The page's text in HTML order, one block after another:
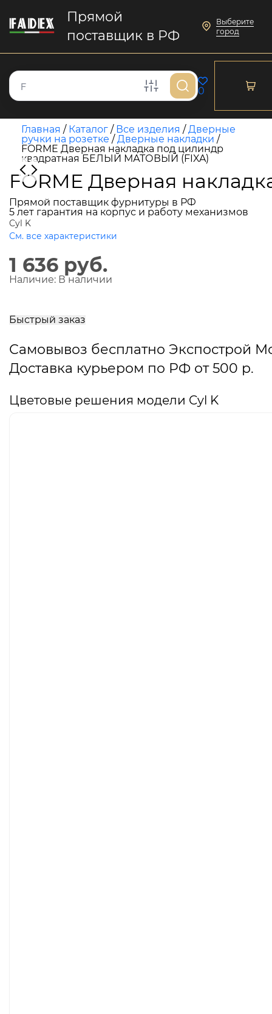
Прямой
поставщик в РФ
Выберите
город
0
Главная / Каталог / Все изделия /Дверные
ручки на розетке /Дверные накладки /
FORME Дверная накладка под цилиндр
квадратная БЕЛЫЙ МАТОВЫЙ (FIXA)
FORME Дверная
Прямой поставщик фурнитуры в РФ
5 лет гарантия на корпус и работу механизмов
Cyl K
См. все характеристики
1 636 руб.
Наличие: В наличии
Быстрый заказ
Самовывоз бесплатно Экспострой
Доставка курьером по РФ от 500 р.
Цветовые решения модели Cyl K